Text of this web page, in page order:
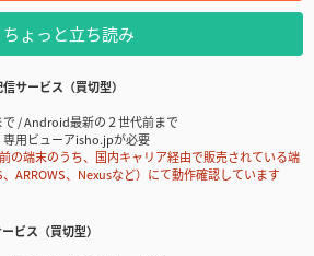
ちょっと立ち読み
サービス（買切型）
/ Android最新の２世代前まで
用ビューアisho.jpが必要
端末のうち、国内キャリア経由で販売されている端
ARROWS、Nexusなど）にて動作確認しています
ビス（買切型）